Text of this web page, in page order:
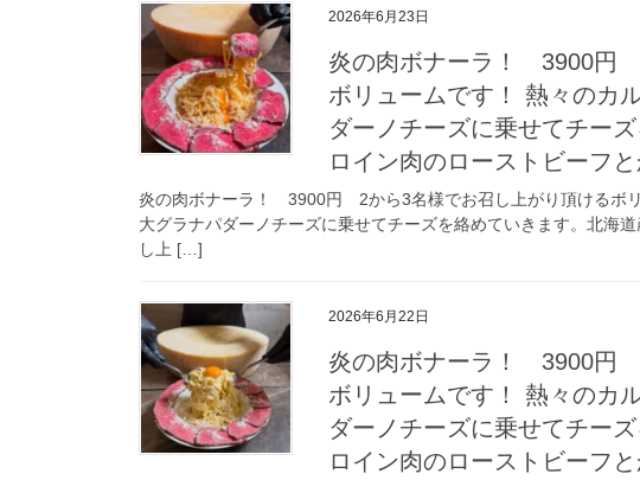
2026年6月23日
炎の肉ボナーラ！ 3900円
ボリュームです！ 熱々のカ
ダーノチーズに乗せてチー
ロイン肉のローストビーフ
炎の肉ボナーラ！ 3900円 2から3名様でお召し上がり頂けるボ
大グラナパダーノチーズに乗せてチーズを絡めていきます。北海
し上 […]
2026年6月22日
炎の肉ボナーラ！ 3900円
ボリュームです！ 熱々のカ
ダーノチーズに乗せてチー
ロイン肉のローストビーフ